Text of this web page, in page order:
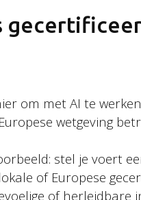
om met AI te
wetgeving
stel je voert
of Europese
of